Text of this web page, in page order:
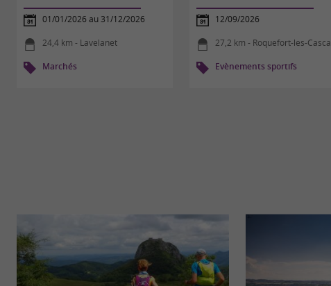
01/01/2026 au 31/12/2026
24,4 km - Lavelanet
Marchés
12/09/2026
27,2 km - Roquefort-les-Cascades
Evènements sportifs